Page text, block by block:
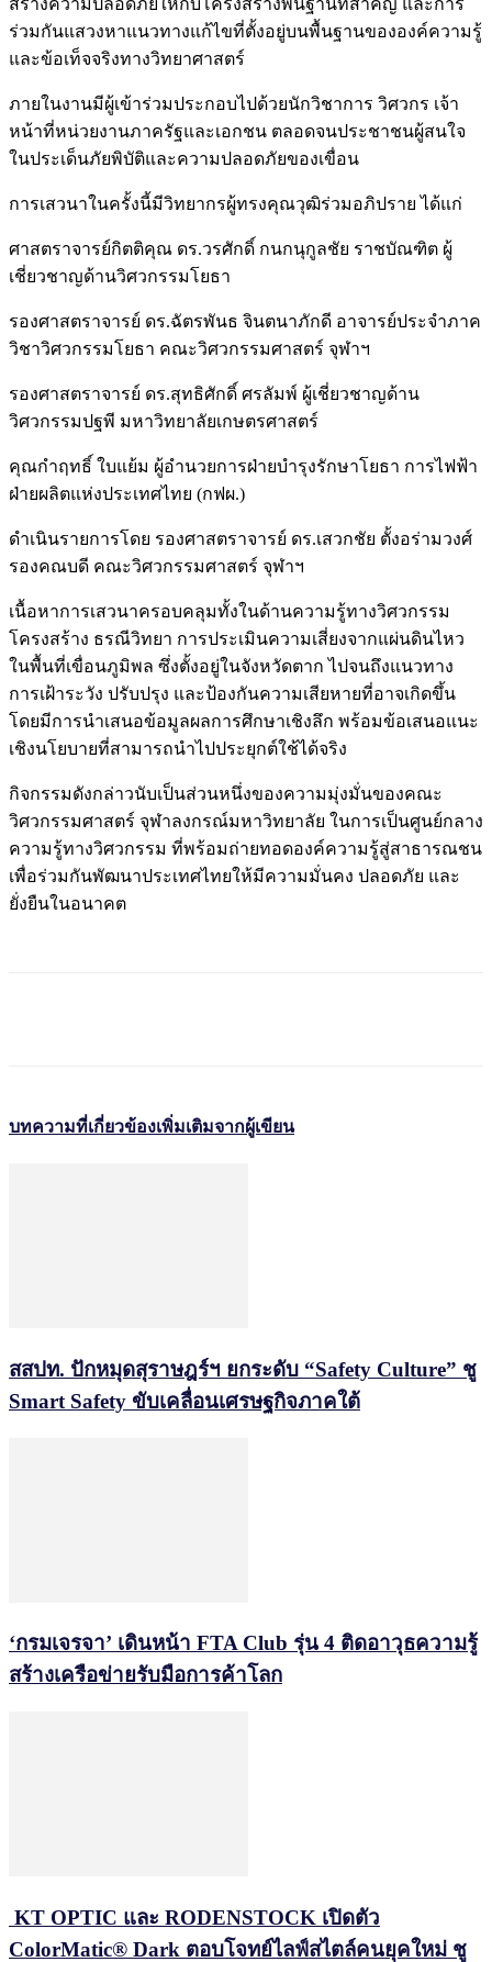
ร่วมกันแสวงหาแนวทางแก้ไขที่ตั้งอยู่บนพื้นฐานขององค์ความรู้
และข้อเท็จจริงทางวิทยาศาสตร์
ภายในงานมีผู้เข้าร่วมประกอบไปด้วยนักวิชาการ วิศวกร เจ้า
หน้าที่หน่วยงานภาครัฐและเอกชน ตลอดจนประชาชนผู้สนใจ
ในประเด็นภัยพิบัติและความปลอดภัยของเขื่อน
การเสวนาในครั้งนี้มีวิทยากรผู้ทรงคุณวุฒิร่วมอภิปราย ได้แก่
ศาสตราจารย์กิตติคุณ ดร.วรศักดิ์ กนกนุกูลชัย ราชบัณฑิต ผู้
เชี่ยวชาญด้านวิศวกรรมโยธา
รองศาสตราจารย์ ดร.ฉัตรพันธ จินตนาภักดี อาจารย์ประจำภาค
วิชาวิศวกรรมโยธา คณะวิศวกรรมศาสตร์ จุฬาฯ
รองศาสตราจารย์ ดร.สุทธิศักดิ์ ศรลัมพ์ ผู้เชี่ยวชาญด้าน
วิศวกรรมปฐพี มหาวิทยาลัยเกษตรศาสตร์
คุณกำฤทธิ์ ใบแย้ม ผู้อำนวยการฝ่ายบำรุงรักษาโยธา การไฟฟ้า
ฝ่ายผลิตแห่งประเทศไทย (กฟผ.)
ดำเนินรายการโดย รองศาสตราจารย์ ดร.เสวกชัย ตั้งอร่ามวงศ์
รองคณบดี คณะวิศวกรรมศาสตร์ จุฬาฯ
เนื้อหาการเสวนาครอบคลุมทั้งในด้านความรู้ทางวิศวกรรม
โครงสร้าง ธรณีวิทยา การประเมินความเสี่ยงจากแผ่นดินไหว
ในพื้นที่เขื่อนภูมิพล ซึ่งตั้งอยู่ในจังหวัดตาก ไปจนถึงแนวทาง
การเฝ้าระวัง ปรับปรุง และป้องกันความเสียหายที่อาจเกิดขึ้น
โดยมีการนำเสนอข้อมูลผลการศึกษาเชิงลึก พร้อมข้อเสนอแนะ
เชิงนโยบายที่สามารถนำไปประยุกต์ใช้ได้จริง
กิจกรรมดังกล่าวนับเป็นส่วนหนึ่งของความมุ่งมั่นของคณะ
วิศวกรรมศาสตร์ จุฬาลงกรณ์มหาวิทยาลัย ในการเป็นศูนย์กลาง
ความรู้ทางวิศวกรรม ที่พร้อมถ่ายทอดองค์ความรู้สู่สาธารณชน
เพื่อร่วมกันพัฒนาประเทศไทยให้มีความมั่นคง ปลอดภัย และ
ยั่งยืนในอนาคต
บทความที่เกี่ยวข้องเพิ่มเติมจากผู้เขียน
สสปท. ปักหมุดสุราษฎร์ฯ ยกระดับ “Safety Culture” ชู
Smart Safety ขับเคลื่อนเศรษฐกิจภาคใต้
‘กรมเจรจา’ เดินหน้า FTA Club รุ่น 4 ติดอาวุธความรู้
สร้างเครือข่ายรับมือการค้าโลก
KT OPTIC และ RODENSTOCK เปิดตัว
ColorMatic® Dark ตอบโจทย์ไลฟ์สไตล์คนยุคใหม่ ชู